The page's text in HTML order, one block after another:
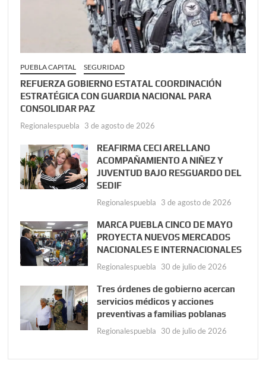
PUEBLA CAPITAL SEGURIDAD
REFUERZA GOBIERNO ESTATAL COORDINACIÓN
ESTRATÉGICA CON GUARDIA NACIONAL PARA
CONSOLIDAR PAZ
Regionalespuebla 3 de agosto de 2026
REAFIRMA CECI ARELLANO
ACOMPAÑAMIENTO A NIÑEZ Y
JUVENTUD BAJO RESGUARDO DEL
SEDIF
Regionalespuebla 3 de agosto de 2026
MARCA PUEBLA CINCO DE MAYO
PROYECTA NUEVOS MERCADOS
NACIONALES E INTERNACIONALES
Regionalespuebla 30 de julio de 2026
Tres órdenes de gobierno acercan
servicios médicos y acciones
preventivas a familias poblanas
Regionalespuebla 30 de julio de 2026